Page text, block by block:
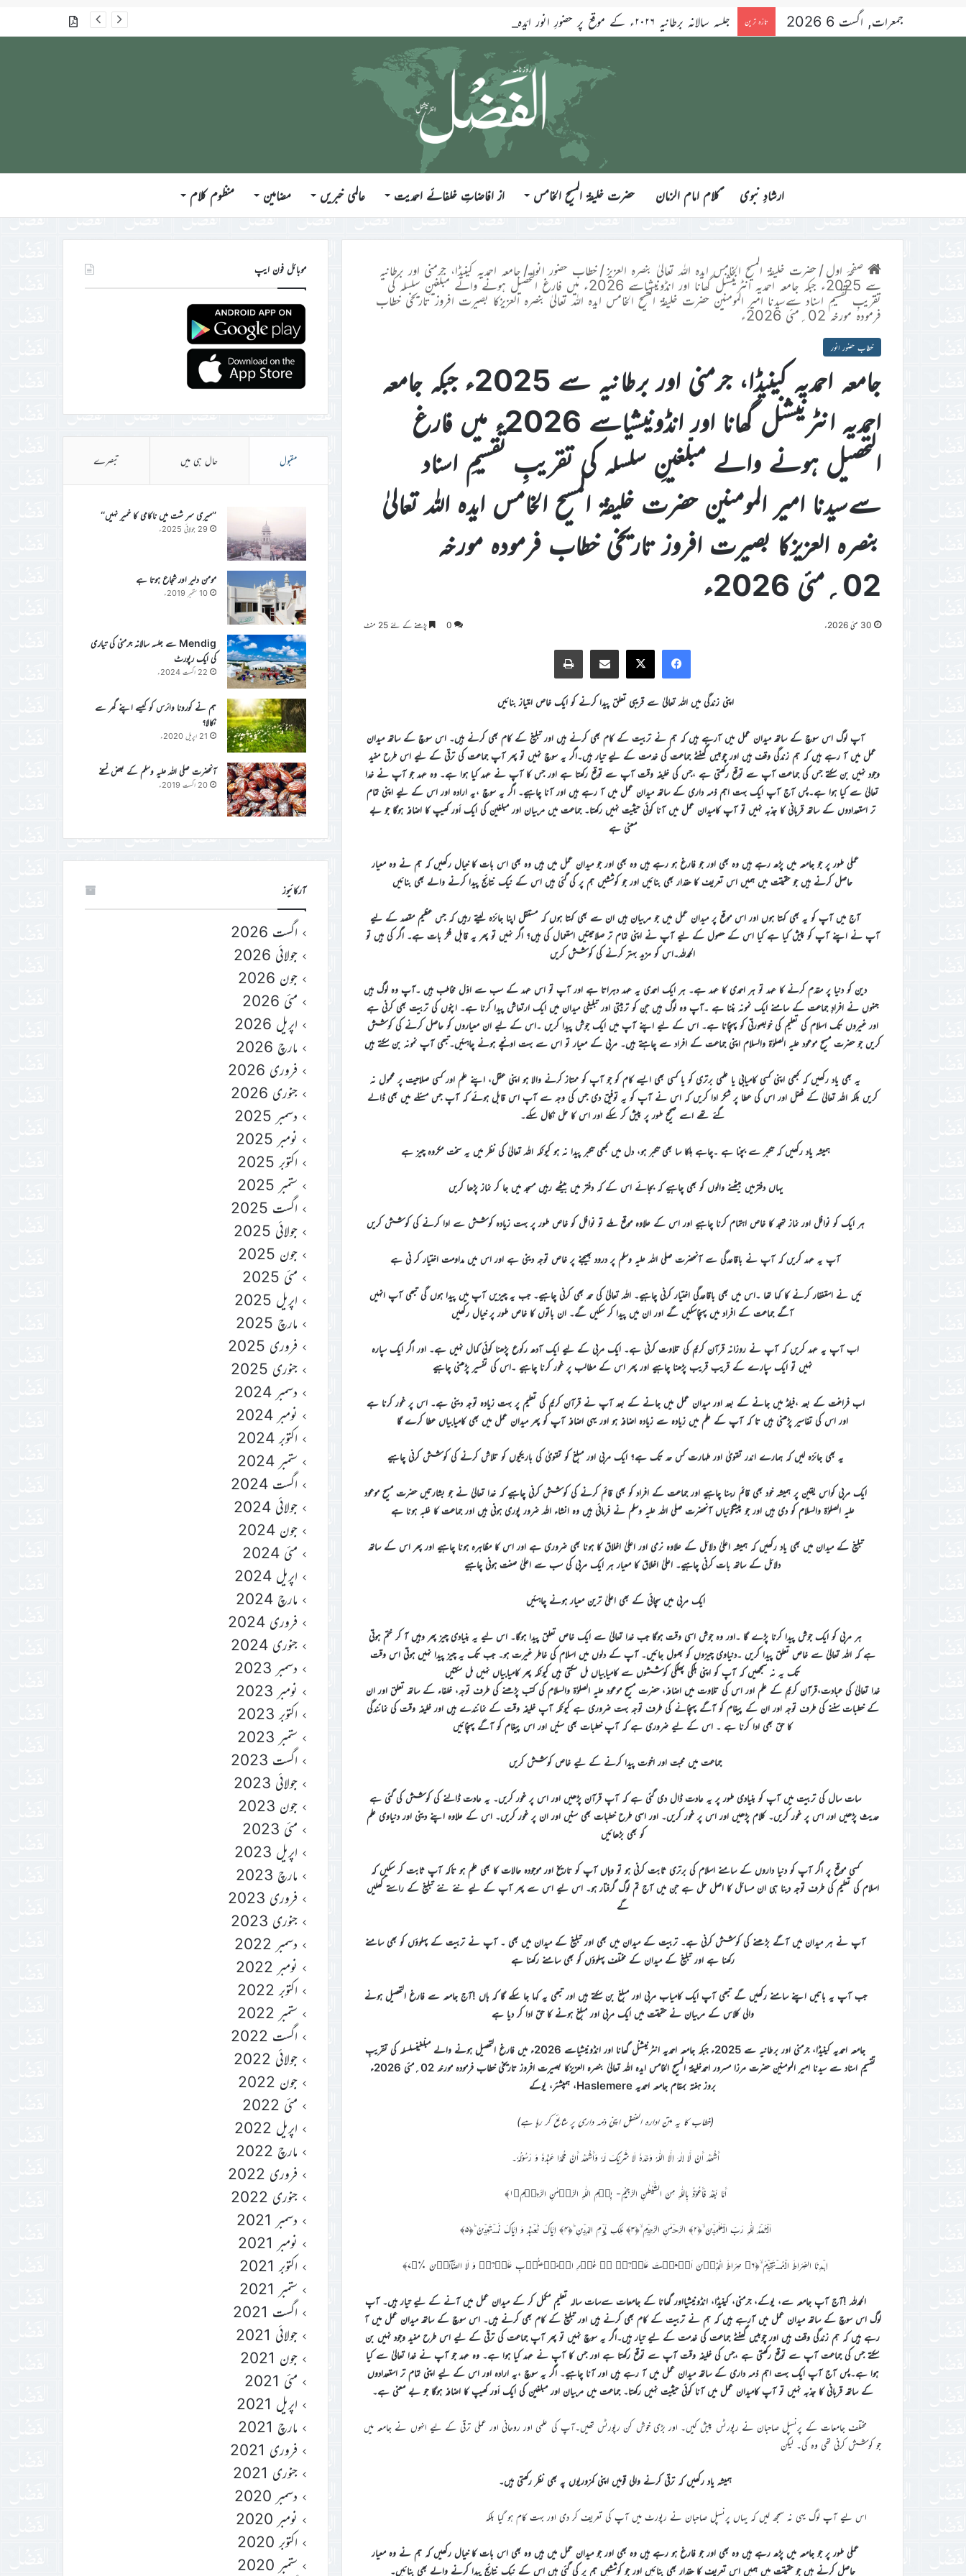
جمعرات, اگست 6 2026 تازہ ترین گذشتہ شمارے
ارشادِ نبوی ؑکلام امام الزمان حضرت خلیفۃ المسیح الخامس از افاضاتِ خلفائے احمدیت عالمی خبریں مضامین منظوم کلام
صفحۂ اول/حضرت خلیفۃ المسیح الخامس ایدہ اللہ تعالیٰ بنصرہ العزیز/خطاب حضور انور/ جامعہ احمدیہ کینیڈا، جرمنی اور برطانیہ
سے 2025ء جبکہ جامعہ احمدیہ انٹرنیشنل گھانا اور انڈونیشیاسے 2026ء میں فارغ التحصیل ہونے والے مبلّغینِ سلسلہ کی
تقریبِ تقسیمِ اسناد سےسیدنا امیر المومنین حضرت خلیفۃ المسیح الخامس ایدہ اللہ تعالیٰ بنصرہ العزیزکا بصیرت افروز تاریخی خطاب
فرمودہ مورخہ 02؍مئی 2026ء
خطاب حضور انور
جامعہ احمدیہ کینیڈا، جرمنی اور برطانیہ سے 2025ء جبکہ جامعہ
احمدیہ انٹرنیشنل گھانا اور انڈونیشیاسے 2026ء میں فارغ
التحصیل ہونے والے مبلّغینِ سلسلہ کی تقریبِ تقسیمِ اسناد
سےسیدنا امیر المومنین حضرت خلیفۃ المسیح الخامس ایدہ اللہ تعالیٰ
بنصرہ العزیزکا بصیرت افروز تاریخی خطاب فرمودہ مورخہ
02؍مئی 2026ء
30 مئی 2026ء 0 پڑھنے کے لئے 25 منٹ
Facebook
X
Share via Email
Print
اپنی زندگی میں اللہ تعالیٰ سے قریبی تعلق پیدا کرنے کو ایک خاص امتیاز بنائیں
آپ لوگ اس سوچ کے ساتھ میدان عمل میں آرہے ہیں کہ ہم نے تربیت کے کام بھی کرنے ہیں اور تبلیغ کے کام بھی کرنے ہیں۔ اس سوچ کے ساتھ میدان
عمل میں آ رہے ہیں کہ ہم زندگی وقف ہیں اور چوبیس گھنٹے جماعت کی خدمت کے لیے تیار ہیں۔اگر یہ سوچ نہیں تو پھر آپ جماعت کی ترقی کے لیے اس طرح مفید
وجود نہیں بن سکتے جس کی جماعت آپ سے توقع رکھتی ہے ،جس کی خلیفہ وقت آپ سے توقع رکھتا ہے اور جس کا آپ نے عہد کیا ہوا ہے۔ وہ عہد جو آپ نے خدا
تعالیٰ سے کیا ہوا ہے۔پس آج آپ ایک بہت اہم ذمہ داری کے ساتھ میدان عمل میں آ رہے ہیں اور آنا چاہیے۔ اگر یہ سوچ ،یہ ارادہ اور اس کے لیے اپنی تمام
تر استعدادوں کے ساتھ قربانی کا جذبہ نہیں تو آپ کامیدان عمل میں آنا کوئی حیثیت نہیں رکھتا۔ جماعت میں مربیان اور مبلغین کی ایک اَور کھیپ کا اضافہ ہوگا جو بے
معنی ہے
عملی طور پر جو جامعہ میں پڑھ رہے ہیں وہ بھی اور جو فارغ ہو رہے ہیں وہ بھی اور جو میدان عمل میں ہیں وہ بھی اس بات کا خیال رکھیں کہ ہم نے وہ معیار
حاصل کرنے ہیں جو حقیقت میں ہمیں اس تعریف کا حقدار بھی بنائیں اور جو کوششیں ہم پر کی گئی ہیں اس کے نیک نتائج پیدا کرنے والے بھی بنائیں
آج میں آپ کو یہ بھی کہتا ہوں اور اس موقع پر میدان عمل میں جو مربیان ہیں ان سے بھی کہتا ہوں کہ مستقل اپنا جائزہ لیتے رہیں کہ جس عظیم مقصد کے لیے
آپ نے اپنے آپ کو پیش کیا ہے کیا اس کے حصول کے لیے آپ نے اپنی تمام تر صلاحیتیں استعمال کی ہیں؟ اگر نہیں تو پھر یہ قابل فکر بات ہے۔ اگر کی ہیں تو
الحمدللہ۔اس کو مزید بہتر کرنے کی کوشش کریں
دین کو دنیا پر مقدم کرنے کا عہد تو ہر احمدی کا عہد ہے۔ ہر ایک احمدی یہ عہد دہراتا ہے اور آپ تو اس عہد کے سب سے اوّل مخاطب ہیں ۔آپ وہ لوگ ہیں
جنہوں نے افرادِ جماعت کے سامنے ایک نمونہ بننا ہے ۔آپ وہ لوگ ہیں جن کو تربیتی اور تبلیغی میدان میں ایک ارتعاش پیدا کرنا ہے۔ اپنوں کی تربیت بھی کرنی ہے
اور غیروں تک اسلام کی تعلیم کی خوبصورتی کو پہنچانا ہے۔ اس کے لیے اپنے آپ میں ایک جوش پیدا کریں ۔اس کے لیے ان معیاروں کو حاصل کرنے کی کوشش
کریں جو حضرت مسیح موعود علیہ الصلوٰة والسلام اپنی جماعت کے افراد سے چاہتے ہیں۔ مربی کے معیار تو اس سے بہت اونچے ہونے چاہئیں۔تبھی آپ نمونہ بن سکتے ہیں
یہ بھی یاد رکھیں کہ کبھی اپنی کسی کامیابی یا علمی برتری کو یا کسی بھی ایسے کام کو جو آپ کو ممتاز کرنے والا ہو اپنی عقل، اپنے علم اور کسی صلاحیت پر محمول نہ
کریں بلکہ اللہ تعالیٰ کے فضل اور اس کی عطا پر شکر ادا کریں کہ اس نے آپ کو یہ توفیق دی جس کی وجہ سے آپ اس قابل ہوئے کہ آپ جس مسئلے میں بھی ڈالے
گئے تھے اسے صحیح طور پر پیش کر سکے اور اس کا حل نکال سکے۔
ہمیشہ یاد رکھیں کہ تکبر سے بچنا ہے ۔چاہے ہلکا سا بھی تکبر ہو، دل میں کبھی تکبر پیدا نہ ہو کیونکہ اللہ تعالیٰ کی نظر میں یہ سخت مکروہ چیز ہے
یہاں دفترمیں بیٹھنے والوں کو بھی چاہیے کہ بجائے اس کے کہ دفتر میں بیٹھے رہیں مسجد میں جا کر نماز پڑھا کریں
ہر ایک کو نوافل اور نماز تہجد کا خاص اہتمام کرنا چاہیے اور اس کے علاوہ موقع ملے تو نوافل کو خاص طور پر بہت زیادہ کوشش سے ادا کرنے کی کوشش کریں
آپ یہ عہد کریں کہ آپ نے باقاعدگی سے آنحضرت صلی اللہ علیہ وسلم پر درود بھیجنے پر خاص توجہ دینی ہے اور اس میں مداومت اختیار کر نی ہے
مَیں نے استغفار کرنے کا کہا تھا ۔اس میں بھی باقاعدگی اختیار کرنی چاہیے۔ اللہ تعالیٰ کی حمد بھی کرنی چاہیے۔ جب یہ چیزیں آپ میں پیدا ہوں گی تبھی آپ انہیں
آگے جماعت کے افراد میں پہنچاسکیں گے اور ان میں پیدا کر سکیں گے۔ ان باتوں کا خاص طور پر خیال رکھیں
اب آپ یہ عہد کریں کہ آپ نے روزانہ قرآن کریم کی تلاوت کرنی ہے۔ ایک مربی کے لیے ایک آدھ رکوع پڑھنا کوئی کمال نہیں ہے۔ اور اگر ایک سپارہ
نہیں تو ایک سپارے کے قریب قریب پڑھنا چاہیے اور پھر اس کے مطالب پر غور کرنا چاہیے ۔اس کی تفسیر پڑھنی چاہیے
اب فراغت کے بعد ،فیلڈ میں جانے کے بعد اور میدان عمل میں جانے کے بعد آپ نے قرآن کریم کی تعلیم پر بہت زیادہ توجہ دینی ہے۔ اس پر غور کرنا ہے
اور اس کی تفاسیر پڑھنی ہیں تا کہ آپ کے علم میں زیادہ سے زیادہ اضافہ ہو اور یہی اضافہ آپ کو پھر میدان عمل میں بھی کامیابیاں عطا کرے گا
یہ بھی جائزہ لیں کہ ہمارے اندر تقویٰ اور طہارت کس حد تک ہے؟ ایک مربی اور مبلغ کو تقویٰ کی باریکیوں کو تلاش کرنے کی کوشش کرنی چاہیے
ایک مربی کواس یقین پر ہمیشہ خود بھی قائم رہنا چاہیے اور جماعت کے افراد کو بھی قائم کرنے کی کوشش کرنی چاہیے کہ خدا تعالیٰ نے جو بشارتیں حضرت مسیح موعود
علیہ الصلوٰة والسلام کو دی ہیں اور جو پیشگوئیاں آنحضرت صلی اللہ علیہ وسلم نے فرمائی ہیں وہ انشاء اللہ ضرور پوری ہونی ہیں اور جماعت کا غلبہ ہونا ہے
تبلیغ کے میدان میں بھی یاد رکھیں کہ ہمیشہ اعلیٰ دلائل کے علاوہ نرمی اور اعلیٰ اخلاق کا ہونا بھی ضروری ہے اور اس کا مظاہرہ ہونا چاہیے اور پھر اس کے ساتھ
دلائل کے ساتھ بات کرنی چاہیے۔ اعلیٰ اخلاق کا معیار ہر ایک مربی کی سب سے اعلیٰ صفت ہونی چاہیے
ایک مربی میں سچائی کے بھی اعلیٰ ترین معیار ہونے چاہئیں
ہر مربی کو ایک جوش پیدا کرنا پڑے گا ۔اور وہ جوش اسی وقت ہوگا جب خدا تعالیٰ سے ایک خاص تعلق پیدا ہوگا۔ اس لیے یہ بنیادی چیز پھر وہیں آ کر ختم ہوتی
ہے کہ اللہ تعالیٰ سے خاص تعلق پیدا کریں ۔دنیاوی چیزوں کو بھول جائیں۔ آپ کے دلوں میں اسلام کی خاطر غیرت ہو۔ جب تک یہ چیز پیدا نہیں ہوتی اس وقت
تک یہ نہ سمجھیں کہ آپ کو اپنی ہلکی پھلکی کوششوں سے کامیابیاں مل سکتی ہیں کیونکہ پھر کامیابیاں نہیں مل سکتیں
خدا تعالیٰ کی عبادت،قرآن کریم کے علم اور اس کی تلاوت میں اضافہ، حضرت مسیح موعود علیہ الصلوٰة والسلام کی کتب پڑھنے کی طرف توجہ، خلفاء کے ساتھ تعلق اور ان
کے خطبات سننے کی طرف توجہ اور ان کے پیغام کو آگے پہنچانے کی طرف توجہ بہت ضروری ہے کیونکہ آپ خلیفہ وقت کے نمائندے ہیں اور خلیفہ وقت کی نمائندگی
کا حق بھی ادا کرنا ہے ۔ اس کے لیے ضروری ہے کہ آپ خطبات بھی سنیں اور اس پیغام کو آگے پہنچائیں
جماعت میں محبت اور اخوت پیدا کرنے کے لیے خاص کوشش کریں
سات سال کی تربیت میں آپ کو بنیادی طور پر یہ عادت ڈال دی گئی ہے کہ آپ قرآن پڑھیں اور اس پر غور کریں۔ یہ عادت ڈالنے کی کوشش کی گئی ہے
حدیث پڑھیں اور اس پر غور کریں۔ کلام پڑھیں اور اس پر غور کریں۔ اور اسی طرح خطبات بھی سنیں اور ان پر غور کریں۔ اس کے علاوہ اپنے دینی اور دنیاوی علم
کو بھی بڑھائیں
کسی موقع پر اگر آپ کو دنیا داروں کے سامنے اسلام کی برتری ثابت کرنی ہو تو وہاں آپ کو تاریخ اور موجودہ حالات کا بھی علم ہو تاکہ آپ ثابت کر سکیں کہ
اسلام کی تعلیم کی طرف توجہ دینا ہی ان مسائل کا اصل حل ہے جن میں آج تم لوگ گرفتار ہو۔ اس لیے اس سے پھر آپ کے لیے نئے نئے تبلیغ کے راستے کھلیں
گے
آپ نے ہر میدان میں آگے بڑھنے کی کوشش کرنی ہے۔ تربیت کے میدان میں بھی اور تبلیغ کے میدان میں بھی ۔ آپ نے تربیت کے پہلوؤں کو بھی سامنے
رکھنا ہے اور تبلیغ کے میدان کے مختلف پہلوؤں کو بھی سامنے رکھنا ہے
جب آپ یہ باتیں اپنے سامنے رکھیں گے تبھی آپ ایک کامیاب مربی اور مبلغ بن سکتے ہیں اور تبھی یہ کہا جا سکے گا کہ ہاں !آج جامعہ سے فارغ التحصیل ہونے
والی کلاس کے مربیان نے حقیقت میں ایک مربی اور مبلغ ہونے کا حق ادا کر دیا ہے
جامعہ احمدیہ کینیڈا، جرمنی اور برطانیہ سے 2025ء جبکہ جامعہ احمدیہ انٹرنیشنل گھانا اور انڈونیشیاسے 2026ء میں فارغ التحصیل ہونے والے مبلّغینِسلسلہ کی تقریبِ
تقسیمِ اسناد سے سیدنا امیر المومنین حضرت مرزا مسرور احمدخلیفۃ المسیح الخامس ایدہ اللہ تعالیٰ بنصرہ العزیزکا بصیرت افروز تاریخی خطاب فرمودہ مورخہ 02؍مئی 2026ء
بروز ہفتہ بمقام جامعہ احمدیہ Haslemere، ہمپشئر، یوکے
(خطاب کا یہ متن ادارہ الفضل اپنی ذمہ داری پر شائع کر رہا ہے)
أَشْھَدُ أَنْ لَّا إِلٰہَ اِلَّا اللّٰہُ وَحْدَہٗ لَا شَرِيْکَ لَہٗ وَأَشْھَدُ أَنَّ مُحَمَّدًا عَبْدُہٗ وَ رَسُوْلُہٗ۔
أَمَّا بَعْدُ فَأَعُوْذُ بِاللّٰہِ مِنَ الشَّيْطٰنِ الرَّجِيْمِ- بِسۡمِ اللّٰہِ الرَّحۡمٰنِ الرَّحِیۡمِ﴿۱﴾
اَلۡحَمۡدُ لِلّٰہِ رَبِّ الۡعٰلَمِیۡنَ ۙ﴿۲﴾ الرَّحۡمٰنِ الرَّحِیۡمِ ۙ﴿۳﴾ مٰلِکِ یَوۡمِ الدِّیۡنِ ؕ﴿۴﴾ اِیَّاکَ نَعۡبُدُ وَ اِیَّاکَ نَسۡتَعِیۡنُ ؕ﴿۵﴾
اِہۡدِنَا الصِّرَاطَ الۡمُسۡتَقِیۡمَ ۙ﴿۶﴾ صِرَاطَ الَّذِیۡنَ اَنۡعَمۡتَ عَلَیۡہِمۡ ۬ۙ غَیۡرِ الۡمَغۡضُوۡبِ عَلَیۡہِمۡ وَ لَا الضَّآلِّیۡنَ ٪﴿۷﴾
الحمدللہ !آج آپ جامعہ سے، یوکے، جرمنی، کینیڈا، انڈونیشیااور گھانا کے جامعات سےسات سالہ تعلیم مکمل کر کے میدان عمل میں آنے کے لیے تیار ہیں۔ آپ
لوگ اس سوچ کے ساتھ میدان عمل میں آرہے ہیں کہ ہم نے تربیت کے کام بھی کرنے ہیں اور تبلیغ کے کام بھی کرنے ہیں۔ اس سوچ کے ساتھ میدان عمل میں آ
رہے ہیں کہ ہم زندگی وقف ہیں اور چوبیس گھنٹے جماعت کی خدمت کے لیے تیار ہیں۔اگر یہ سوچ نہیں تو پھر آپ جماعت کی ترقی کے لیے اس طرح مفید وجود نہیں بن
سکتے جس کی جماعت آپ سے توقع رکھتی ہے ،جس کی خلیفہ وقت آپ سے توقع رکھتا ہے اور جس کا آپ نے عہد کیا ہوا ہے۔ وہ عہد جو آپ نے خدا تعالیٰ سے کیا
ہوا ہے۔پس آج آپ ایک بہت اہم ذمہ داری کے ساتھ میدان عمل میں آ رہے ہیں اور آنا چاہیے۔ اگر یہ سوچ ،یہ ارادہ اور اس کے لیے اپنی تمام تر استعدادوں
کے ساتھ قربانی کا جذبہ نہیں تو آپ کامیدان عمل میں آنا کوئی حیثیت نہیں رکھتا۔ جماعت میں مربیان اور مبلغین کی ایک اَور کھیپ کا اضافہ ہوگا جو بے معنی ہے۔
مختلف جامعات کے پرنسپل صاحبان نے رپورٹس پیش کیں۔ اور بڑی خوش کن رپورٹس تھیں۔آپ کی علمی اور روحانی اور عملی ترقی کے لیے انہوں نے جامعہ میں
جو کوشش کرنی تھی وہ کی۔ لیکن
ہمیشہ یاد رکھیں کہ ترقی کرنے والی قومیں اپنی کمزوریوں پہ بھی نظر رکھتی ہیں۔
اس لیے آپ لوگ یہی نہ سمجھ لیں کہ یہاں پرنسپل صاحبان نے رپورٹ میں آپ کی تعریف کر دی اور بہت کام ہو گیا بلکہ
عملی طور پر جو جامعہ میں پڑھ رہے ہیں وہ بھی اور جو فارغ ہو رہے ہیں وہ بھی اور جو میدان عمل میں ہیں وہ بھی اس بات کا خیال رکھیں کہ ہم نے وہ معیار
حاصل کرنے ہیں جو حقیقت میں ہمیں اس تعریف کا حقدار بھی بنائیں اور جو کوششیں ہم پر کی گئی ہیں اس کے نیک نتائج پیدا کرنے والے بھی بنائیں۔
موبائل فون ایپ
مقبول حال ہی میں تبصرے
’’میری سر شت میں ناکامی کا خمیر نہیں‘‘
29 جولائی 2025ء
مومن دلیر اور شجاع ہوتا ہے
10 ستمبر 2019ء
Mendig سے جلسہ سالانہ جرمنی کی تیاری
کی ایک رپورٹ
22 اگست 2024ء
ہم نے کورونا وائرس کو کیسے اپنے گھر سے
نکالا؟
21 اپریل 2020ء
آنحضرت صلی اللہ علیہ وسلم کے بعض نسخے
20 اگست 2019ء
آرکائیوز
اگست 2026
جولائی 2026
جون 2026
مئی 2026
اپریل 2026
مارچ 2026
فروری 2026
جنوری 2026
دسمبر 2025
نومبر 2025
اکتوبر 2025
ستمبر 2025
اگست 2025
جولائی 2025
جون 2025
مئی 2025
اپریل 2025
مارچ 2025
فروری 2025
جنوری 2025
دسمبر 2024
نومبر 2024
اکتوبر 2024
ستمبر 2024
اگست 2024
جولائی 2024
جون 2024
مئی 2024
اپریل 2024
مارچ 2024
فروری 2024
جنوری 2024
دسمبر 2023
نومبر 2023
اکتوبر 2023
ستمبر 2023
اگست 2023
جولائی 2023
جون 2023
مئی 2023
اپریل 2023
مارچ 2023
فروری 2023
جنوری 2023
دسمبر 2022
نومبر 2022
اکتوبر 2022
ستمبر 2022
اگست 2022
جولائی 2022
جون 2022
مئی 2022
اپریل 2022
مارچ 2022
فروری 2022
جنوری 2022
دسمبر 2021
نومبر 2021
اکتوبر 2021
ستمبر 2021
اگست 2021
جولائی 2021
جون 2021
مئی 2021
اپریل 2021
مارچ 2021
فروری 2021
جنوری 2021
دسمبر 2020
نومبر 2020
اکتوبر 2020
ستمبر 2020